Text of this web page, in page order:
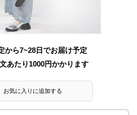
から7~28日でお届け予定
あたり 1000円かかります
お気に入りに追加する